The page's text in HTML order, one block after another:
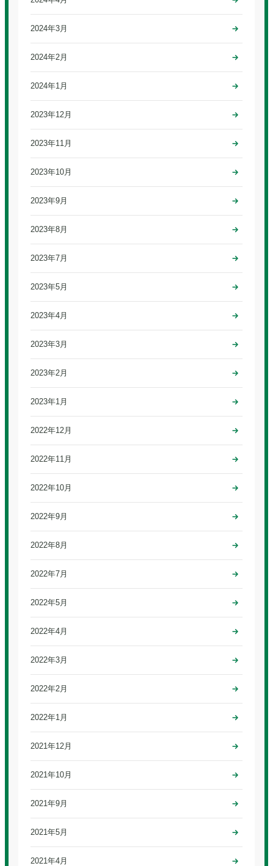
2024年3月
2024年2月
2024年1月
2023年12月
2023年11月
2023年10月
2023年9月
2023年8月
2023年7月
2023年5月
2023年4月
2023年3月
2023年2月
2023年1月
2022年12月
2022年11月
2022年10月
2022年9月
2022年8月
2022年7月
2022年5月
2022年4月
2022年3月
2022年2月
2022年1月
2021年12月
2021年10月
2021年9月
2021年5月
2021年4月